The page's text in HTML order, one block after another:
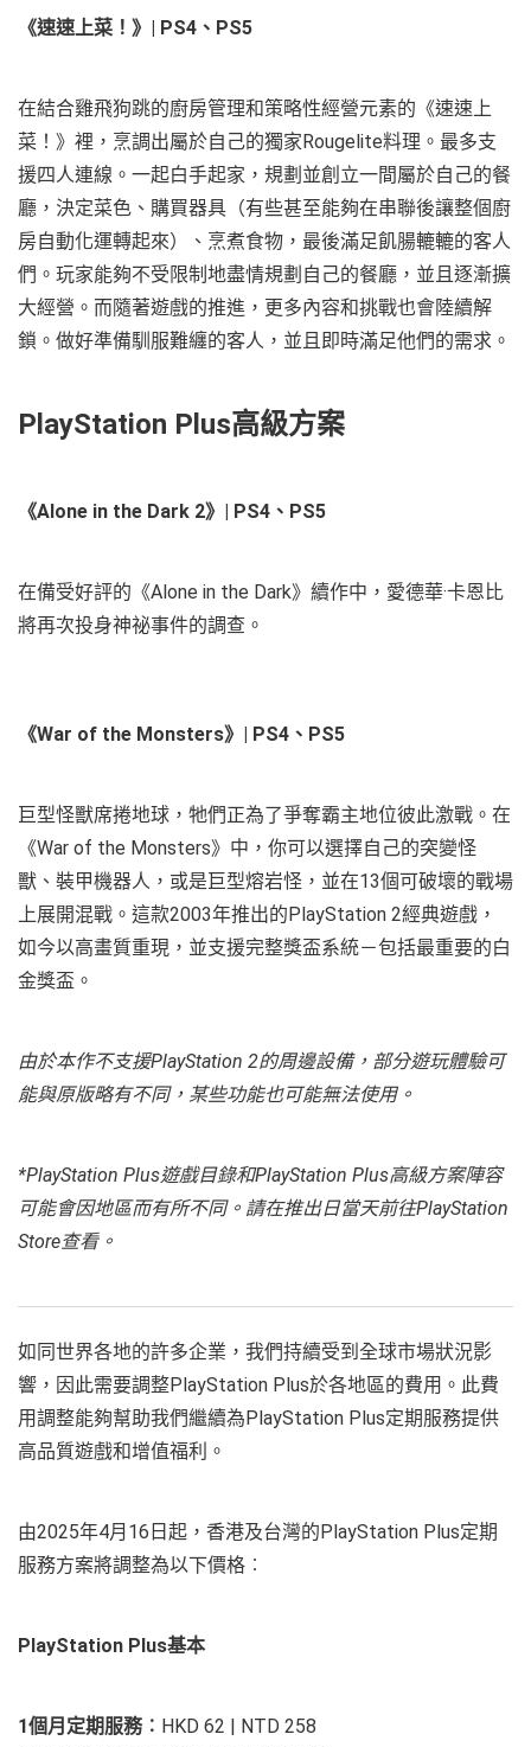
《速速上菜！》 | PS4 、 PS5
在結合雞飛狗跳的廚房管理和策略性經營元素的《速速上
菜！》裡，烹調出屬於自己的獨家Rougelite料理。最多支
援四人連線。一起白手起家，規劃並創立一間屬於自己的餐
廳，決定菜色、購買器具（有些甚至能夠在串聯後讓整個廚
房自動化運轉起來）、烹煮食物，最後滿足飢腸轆轆的客人
們。玩家能夠不受限制地盡情規劃自己的餐廳，並且逐漸擴
大經營。而隨著遊戲的推進，更多內容和挑戰也會陸續解
鎖。做好準備馴服難纏的客人，並且即時滿足他們的需求。
PlayStation Plus高級方案
《Alone in the Dark 2》 | PS4、PS5
在備受好評的《Alone in the Dark》續作中，愛德華·卡恩比
將再次投身神祕事件的調查。
《War of the Monsters》 | PS4、PS5
巨型怪獸席捲地球，牠們正為了爭奪霸主地位彼此激戰。在
《War of the Monsters》中，你可以選擇自己的突變怪
獸、裝甲機器人，或是巨型熔岩怪，並在13個可破壞的戰場
上展開混戰。這款2003年推出的PlayStation 2經典遊戲，
如今以高畫質重現，並支援完整獎盃系統－包括最重要的白
金獎盃。
由於本作不支援PlayStation 2的周邊設備，部分遊玩體驗可
能與原版略有不同，某些功能也可能無法使用。
*PlayStation Plus遊戲目錄和PlayStation Plus高級方案陣容
可能會因地區而有所不同。請在推出日當天前往PlayStation
Store查看。
如同世界各地的許多企業，我們持續受到全球市場狀況影
響，因此需要調整PlayStation Plus於各地區的費用。此費
用調整能夠幫助我們繼續為PlayStation Plus定期服務提供
高品質遊戲和增值福利。
由2025年4月16日起，香港及台灣的PlayStation Plus定期
服務方案將調整為以下價格︰
PlayStation Plus基本
1個月定期服務︰ HKD 62 | NTD 258